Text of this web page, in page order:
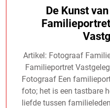
De Kunst
Artikel: Fotograaf
Familieportret
Fotograaf Een
foto; het is een tastbare
liefde tussen